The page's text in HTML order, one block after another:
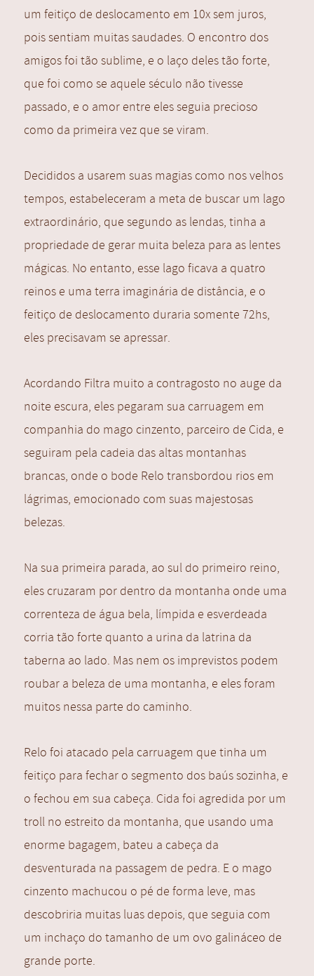
um feitiço de deslocamento em 10x sem juros,
pois sentiam muitas saudades. O encontro dos
amigos foi tão sublime, e o laço deles tão forte,
que foi como se aquele século não tivesse
passado, e o amor entre eles seguia precioso
como da primeira vez que se viram.
Decididos a usarem suas magias como nos velhos
tempos, estabeleceram a meta de buscar um lago
extraordinário, que segundo as lendas, tinha a
propriedade de gerar muita beleza para as lentes
mágicas. No entanto, esse lago ficava a quatro
reinos e uma terra imaginária de distância, e o
feitiço de deslocamento duraria somente 72hs,
eles precisavam se apressar.
Acordando Filtra muito a contragosto no auge da
noite escura, eles pegaram sua carruagem em
companhia do mago cinzento, parceiro de Cida, e
seguiram pela cadeia das altas montanhas
brancas, onde o bode Relo transbordou rios em
lágrimas, emocionado com suas majestosas
belezas.
Na sua primeira parada, ao sul do primeiro reino,
eles cruzaram por dentro da montanha onde uma
correnteza de água bela, límpida e esverdeada
corria tão forte quanto a urina da latrina da
taberna ao lado. Mas nem os imprevistos podem
roubar a beleza de uma montanha, e eles foram
muitos nessa parte do caminho.
Relo foi atacado pela carruagem que tinha um
feitiço para fechar o segmento dos baús sozinha, e
o fechou em sua cabeça. Cida foi agredida por um
troll no estreito da montanha, que usando uma
enorme bagagem, bateu a cabeça da
desventurada na passagem de pedra. E o mago
cinzento machucou o pé de forma leve, mas
descobriria muitas luas depois, que seguia com
um inchaço do tamanho de um ovo galináceo de
grande porte.